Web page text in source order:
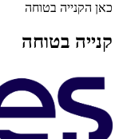
כאן הקנייה בטוחה
קנייה בטוחה